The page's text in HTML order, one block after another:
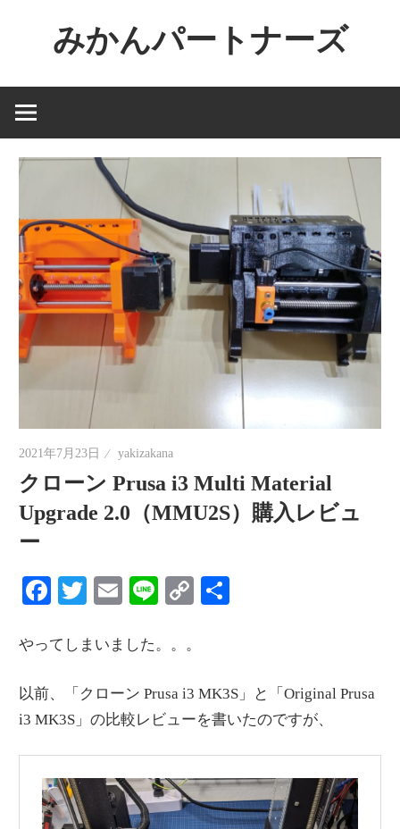
ン
へ
みかんパートナーズ
ー
ジ
ャ
ン
で
役
に
立
た
な
い
を
世
界
へ
信
2021年7月23日 yakizakana
クローン Prusa i3 Multi Material
Upgrade 2.0（MMU2S）購入レビュ
ー
Facebook
Twitter
EmailLineCopy
やってしまいました。。。
以前、「クローン Prusa i3 MK3S」と「Original Prusa
i3 MK3S」の比較レビューを書いたのですが、